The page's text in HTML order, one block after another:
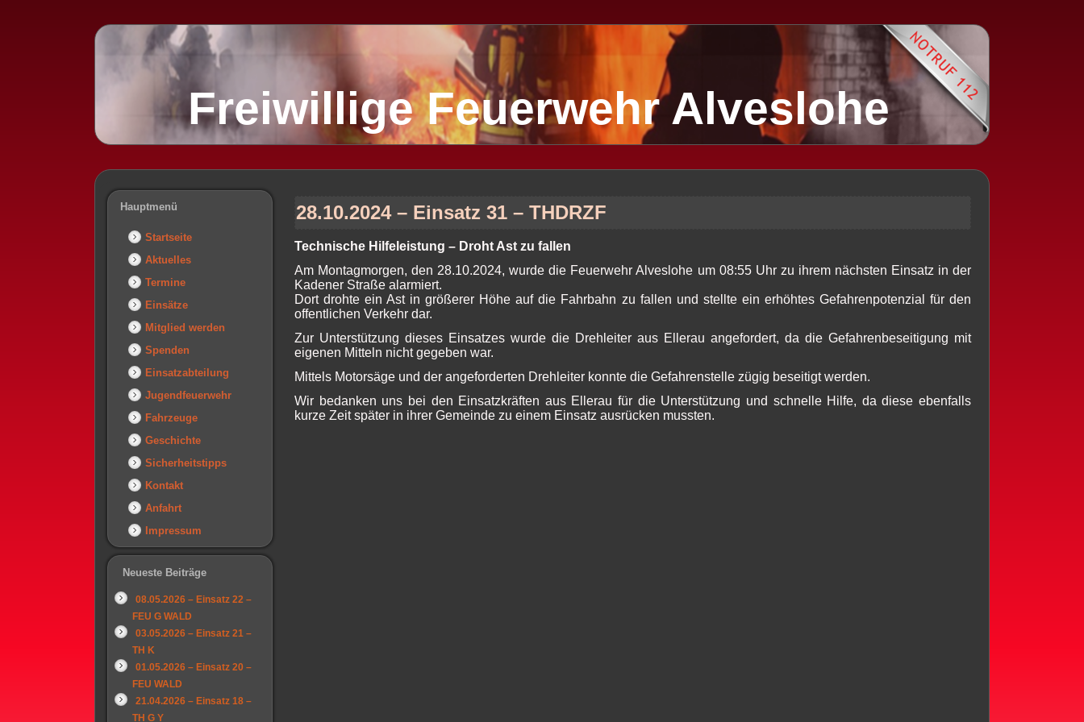
Freiwillige Feuerwehr Alveslohe
Hauptmenü
Startseite
Aktuelles
Termine
Einsätze
Mitglied werden
Spenden
Einsatzabteilung
Jugendfeuerwehr
Fahrzeuge
Geschichte
Sicherheitstipps
Kontakt
Anfahrt
Impressum
Neueste Beiträge
08.05.2026 – Einsatz 22 –
FEU G WALD
03.05.2026 – Einsatz 21 –
TH K
01.05.2026 – Einsatz 20 –
FEU WALD
21.04.2026 – Einsatz 18 –
TH G Y
28.10.2024 – Einsatz 31 – THDRZF
Technische Hilfeleistung – Droht Ast zu fallen
Am Montagmorgen, den 28.10.2024, wurde die Feuerwehr Alveslohe um 08:55 Uhr zu ihrem nächsten Einsatz in der
Kadener Straße alarmiert.
Dort drohte ein Ast in größerer Höhe auf die Fahrbahn zu fallen und stellte ein erhöhtes Gefahrenpotenzial für den
offentlichen Verkehr dar.
Zur Unterstützung dieses Einsatzes wurde die Drehleiter aus Ellerau angefordert, da die Gefahrenbeseitigung mit
eigenen Mitteln nicht gegeben war.
Mittels Motorsäge und der angeforderten Drehleiter konnte die Gefahrenstelle zügig beseitigt werden.
Wir bedanken uns bei den Einsatzkräften aus Ellerau für die Unterstützung und schnelle Hilfe, da diese ebenfalls
kurze Zeit später in ihrer Gemeinde zu einem Einsatz ausrücken mussten.